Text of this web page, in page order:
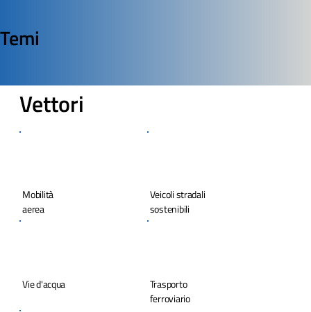
Temi
Vettori
Mobilità
aerea
Veicoli stradali
sostenibili
Vie d'acqua
Trasporto
ferroviario